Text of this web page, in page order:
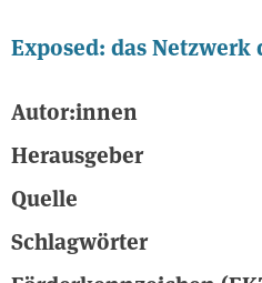
Exposed: das
Autor:innen
Herausgeber
Quelle
Schlagwörter